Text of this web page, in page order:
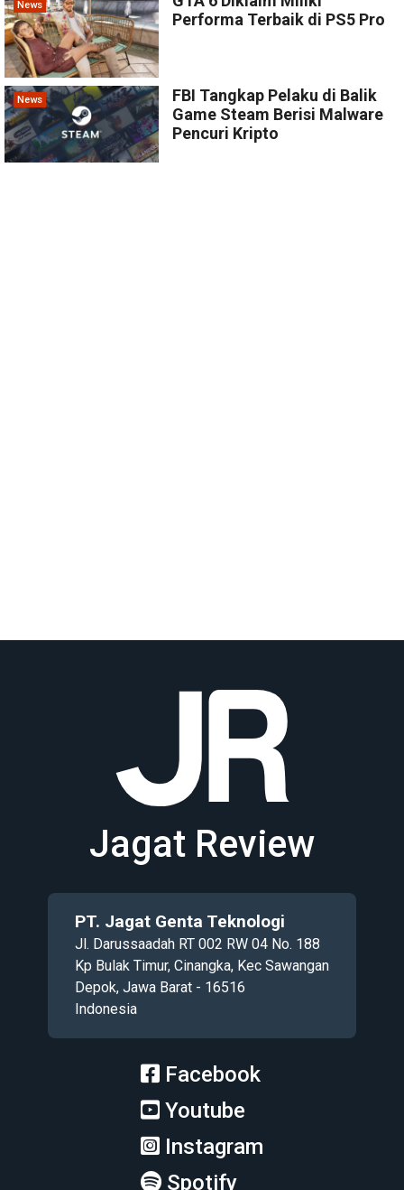
News
Performa Terbaik di PS5 Pro
News
FBI Tangkap Pelaku di Balik
Game Steam Berisi Malware
Pencuri Kripto
Jagat Review
PT. Jagat Genta Teknologi
Jl. Darussaadah RT 002 RW 04 No. 188
Kp Bulak Timur, Cinangka, Kec Sawangan
Depok, Jawa Barat - 16516
Indonesia
Facebook
Youtube
Instagram
Spotify